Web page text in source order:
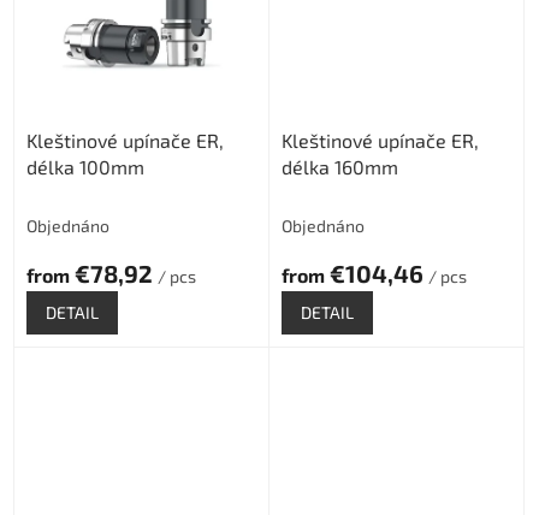
Kleštinové upínače ER,
délka 100mm
Objednáno
from €78,92 / pcs
DETAIL
Kleštinové upínače ER,
délka 160mm
Objednáno
from €104,46 / pcs
DETAIL